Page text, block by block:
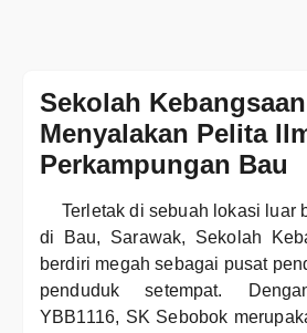
Sekolah
Menyalakan Pelita
Perkampungan Bau
Terletak di sebuah lokasi luar
di Bau, Sarawak, Sekolah
berdiri megah sebagai pusat
penduduk setempat.
YBB1116, SK Sebobok